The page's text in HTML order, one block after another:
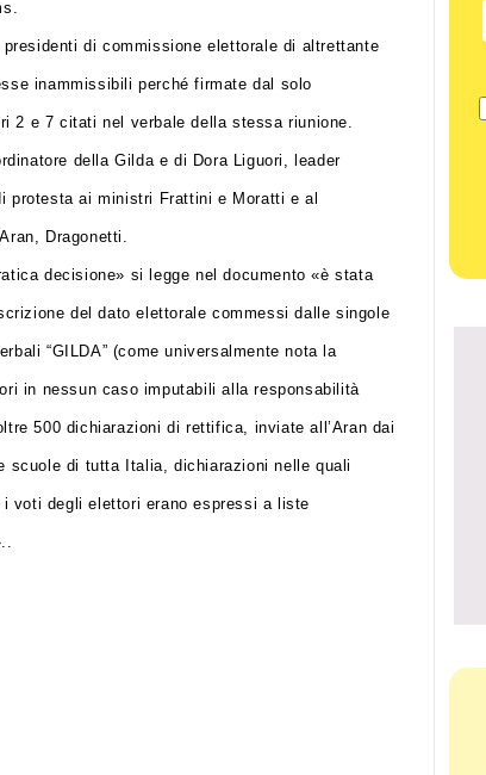
di commissione elettorale di altrettante
inammissibili perché firmate dal solo
2 e 7 citati nel verbale della stessa riunione.
della Gilda e di Dora Liguori, leader
protesta ai ministri Frattini e Moratti e al
Dragonetti.
decisione» si legge nel documento «è stata
del dato elettorale commessi dalle singole
“GILDA” (come universalmente nota la
in nessun caso imputabili alla responsabilità
500 dichiarazioni di rettifica, inviate all’Aran dai
scuole di tutta Italia, dichiarazioni nelle quali
voti degli elettori erano espressi a liste